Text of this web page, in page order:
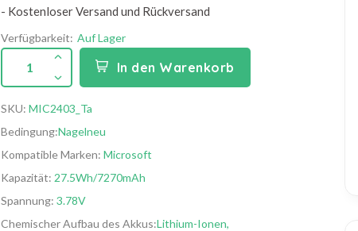
- Kostenloser Versand und Rückversand
Verfügbarkeit: Auf Lager
1 In den Warenkorb
SKU: MIC2403_Ta
Bedingung:Nagelneu
Kompatible Marken: Microsoft
Kapazität: 27.5Wh/7270mAh
Spannung: 3.78V
Chemischer Aufbau des Akkus:Lithium-Ionen,